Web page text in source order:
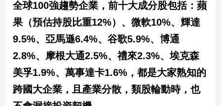
點
觀
點
兩
岸/
國
全球100強趨勢企業，前十大成分股包括：蘋
果（預估持股比重12%）、微軟10%、輝達
9.5%、亞馬遜6.4%、谷歌5.9%、博通
2.8%、摩根大通2.5%、禮來2.3%、埃克森
美孚1.9%、萬事達卡1.6%，都是大家熟知的
跨國大企業，且產業分散，類股輪動時，也